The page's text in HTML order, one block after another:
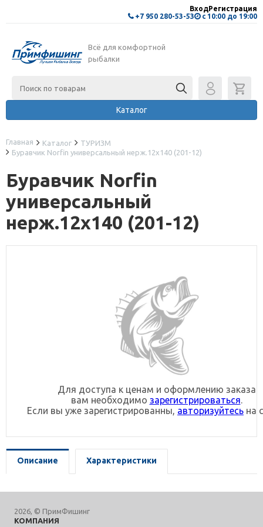
+7 950 280-53-53 с 10:00 до 19:00
ВходРегистрация
Всё для комфортной
рыбалки
Каталог
Главная Каталог
ТУРИЗМ
Буравчик Norfin универсальный нерж.12х140 (201-12)
Буравчик Norfin
универсальный
нерж.12х140 (201-12)
Для доступа к ценам и оформлению заказа
вам необходимо зарегистрироваться.
Если вы уже зарегистрированны, авторизуйтесь на
Описание Характеристики
2026, © ПримФишинг
КОМПАНИЯ